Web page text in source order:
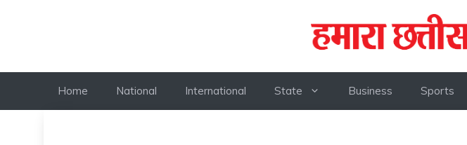
Home National International State Business Sports